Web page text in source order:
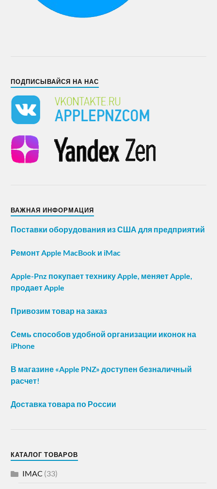
ПОДПИСЫВАЙСЯ НА НАС
ВАЖНАЯ ИНФОРМАЦИЯ
Поставки оборудования из США для предприятий
Ремонт Apple MacBook и iMac
Apple-Pnz покупает технику Apple, меняет Apple,
продает Apple
Привозим товар на заказ
Семь способов удобной организации иконок на
iPhone
В магазине «Apple PNZ» доступен безналичный
расчет!
Доставка товара по России
КАТАЛОГ ТОВАРОВ
IMAC (33)